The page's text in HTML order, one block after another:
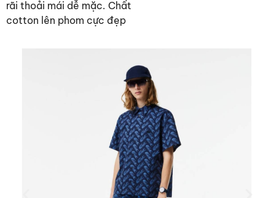
rãi thoải mái dễ mặc. Chất
cotton lên phom cực đẹp